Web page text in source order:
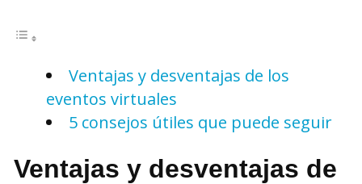
Ventajas y desventajas de los
eventos virtuales
5 consejos útiles que puede seguir
Ventajas y desventajas de